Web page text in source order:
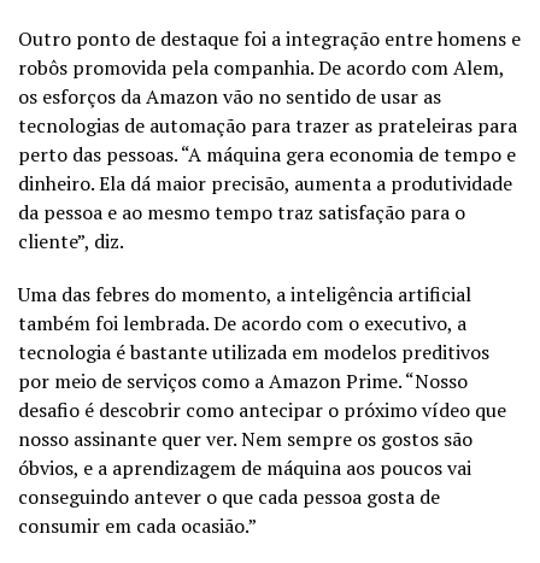
Outro ponto de destaque foi a integração entre homens e
robôs promovida pela companhia. De acordo com Alem,
os esforços da Amazon vão no sentido de usar as
tecnologias de automação para trazer as prateleiras para
perto das pessoas. “A máquina gera economia de tempo e
dinheiro. Ela dá maior precisão, aumenta a produtividade
da pessoa e ao mesmo tempo traz satisfação para o
cliente”, diz.
Uma das febres do momento, a inteligência artificial
também foi lembrada. De acordo com o executivo, a
tecnologia é bastante utilizada em modelos preditivos
por meio de serviços como a Amazon Prime. “Nosso
desafio é descobrir como antecipar o próximo vídeo que
nosso assinante quer ver. Nem sempre os gostos são
óbvios, e a aprendizagem de máquina aos poucos vai
conseguindo antever o que cada pessoa gosta de
consumir em cada ocasião.”